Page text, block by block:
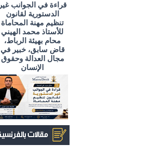
قراءة في الجوانب غير
الدستورية لقانون
تنظيم مهنة المحاماة
للأستاذ محمد الهيني
محام بهيئة الرباط،
قاض سابق، خبير في
مجال العدالة وحقوق
الإنسان